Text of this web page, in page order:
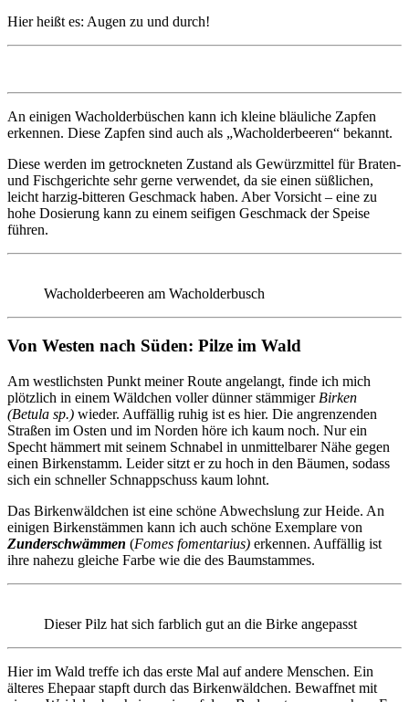
Hier heißt es: Augen zu und durch!
An einigen Wacholderbüschen kann ich kleine bläuliche Zapfen
erkennen. Diese Zapfen sind auch als „Wacholderbeeren“ bekannt.
Diese werden im getrockneten Zustand als Gewürzmittel für Braten-
und Fischgerichte sehr gerne verwendet, da sie einen süßlichen,
leicht harzig-bitteren Geschmack haben. Aber Vorsicht – eine zu
hohe Dosierung kann zu einem seifigen Geschmack der Speise
führen.
Wacholderbeeren am Wacholderbusch
Von Westen nach Süden: Pilze im Wald
Am westlichsten Punkt meiner Route angelangt, finde ich mich
plötzlich in einem Wäldchen voller dünner stämmiger Birken
(Betula sp.) wieder. Auffällig ruhig ist es hier. Die angrenzenden
Straßen im Osten und im Norden höre ich kaum noch. Nur ein
Specht hämmert mit seinem Schnabel in unmittelbarer Nähe gegen
einen Birkenstamm. Leider sitzt er zu hoch in den Bäumen, sodass
sich ein schneller Schnappschuss kaum lohnt.
Das Birkenwäldchen ist eine schöne Abwechslung zur Heide. An
einigen Birkenstämmen kann ich auch schöne Exemplare von
Zunderschwämmen (Fomes fomentarius) erkennen. Auffällig ist
ihre nahezu gleiche Farbe wie die des Baumstammes.
Dieser Pilz hat sich farblich gut an die Birke angepasst
Hier im Wald treffe ich das erste Mal auf andere Menschen. Ein
älteres Ehepaar stapft durch das Birkenwäldchen. Bewaffnet mit